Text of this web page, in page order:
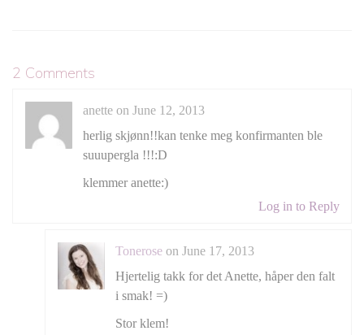
2 Comments
anette on June 12, 2013
herlig skjønn!!kan tenke meg konfirmanten ble
suuupergla !!!:D
klemmer anette:)
Log in to Reply
Tonerose on June 17, 2013
Hjertelig takk for det Anette, håper den falt
i smak! =)
Stor klem!